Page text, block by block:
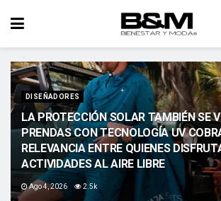
DISEÑADORES
LA PROTECCIÓN SOLAR TAMBIÉN SE
PRENDAS CON TECNOLOGÍA UV
RELEVANCIA ENTRE QUIENES
ACTIVIDADES AL AIRE LIBRE
Ago 4, 2026 2.5k